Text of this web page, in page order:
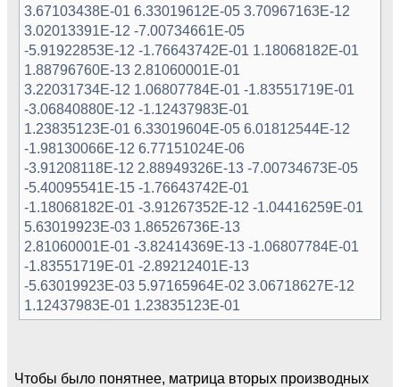
3.67103438E-01 6.33019612E-05 3.70967163E-12
3.02013391E-12 -7.00734661E-05
-5.91922853E-12 -1.76643742E-01 1.18068182E-01
1.88796760E-13 2.81060001E-01
3.22031734E-12 1.06807784E-01 -1.83551719E-01
-3.06840880E-12 -1.12437983E-01
1.23835123E-01 6.33019604E-05 6.01812544E-12
-1.98130066E-12 6.77151024E-06
-3.91208118E-12 2.88949326E-13 -7.00734673E-05
-5.40095541E-15 -1.76643742E-01
-1.18068182E-01 -3.91267352E-12 -1.04416259E-01
5.63019923E-03 1.86526736E-13
2.81060001E-01 -3.82414369E-13 -1.06807784E-01
-1.83551719E-01 -2.89212401E-13
-5.63019923E-03 5.97165964E-02 3.06718627E-12
1.12437983E-01 1.23835123E-01
Чтобы было понятнее, матрица вторых производных